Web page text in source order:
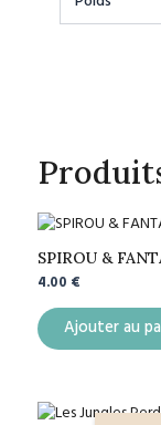
SPIROU &
4.00 €
Ajouter au